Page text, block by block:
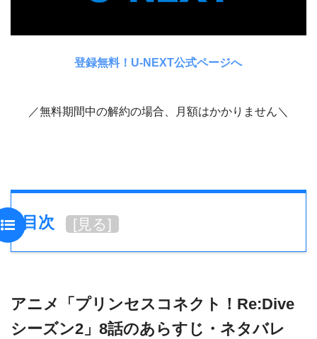
登録無料！U-NEXT公式ページへ
／無料期間中の解約の場合、月額はかかりません＼
目次 [見る]
アニメ「プリンセスコネクト！Re:Dive
シーズン2」8話のあらすじ・ネタバレ